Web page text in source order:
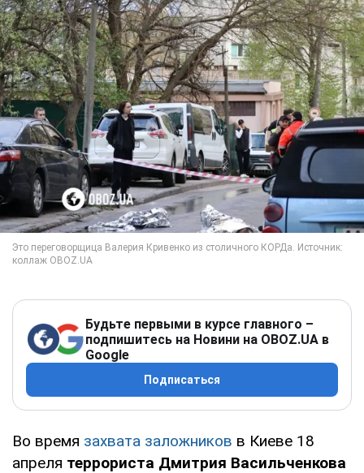
Будьте первыми в курсе главного –
подпишитесь на Новини на OBOZ.UA в
Google
Подписаться
Во время захвата заложников в Киеве 18
апреля террориста Дмитрия Васильченкова